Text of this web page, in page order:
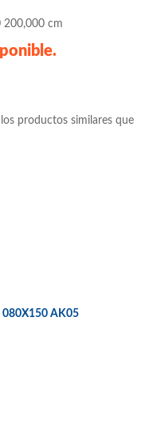
Dimensiones del embalaje: 22,000 22,000 200,000 cm
productos similares que
080X150 AK05